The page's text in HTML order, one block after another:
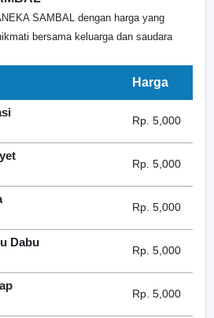
SAMBAL dengan harga yang
bersama keluarga dan saudara
Harga
Rp. 5,000
Rp. 5,000
Rp. 5,000
Dabu
Rp. 5,000
Rp. 5,000